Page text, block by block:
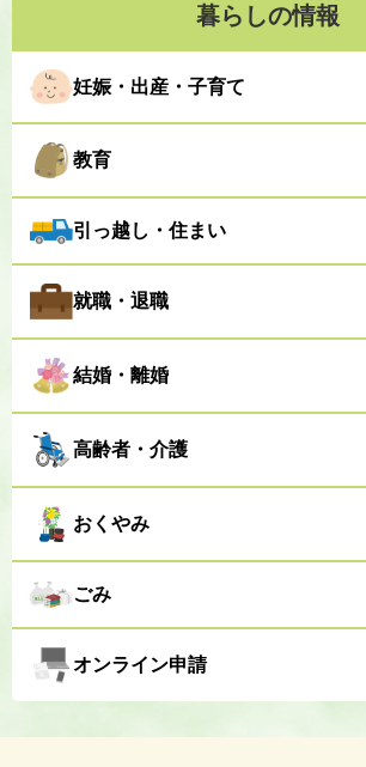
暮らしの情報
妊娠・出産・子育て
教育
引っ越し・住まい
就職・退職
結婚・離婚
高齢者・介護
おくやみ
ごみ
オンライン申請